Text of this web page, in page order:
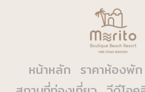
หน้าหลัก ราคาห้องพัก